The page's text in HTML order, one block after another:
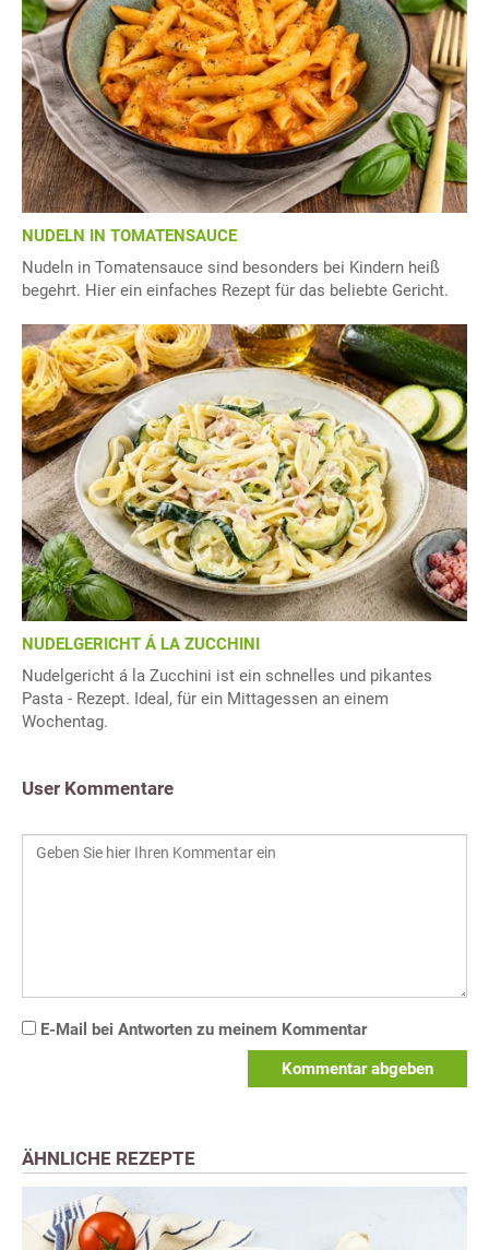
NUDELN IN TOMATENSAUCE
Nudeln in Tomatensauce sind besonders bei Kindern heiß
begehrt. Hier ein einfaches Rezept für das beliebte Gericht.
NUDELGERICHT Á LA ZUCCHINI
Nudelgericht á la Zucchini ist ein schnelles und pikantes
Pasta - Rezept. Ideal, für ein Mittagessen an einem
Wochentag.
User Kommentare
E-Mail bei Antworten zu meinem Kommentar
Kommentar abgeben
ÄHNLICHE REZEPTE